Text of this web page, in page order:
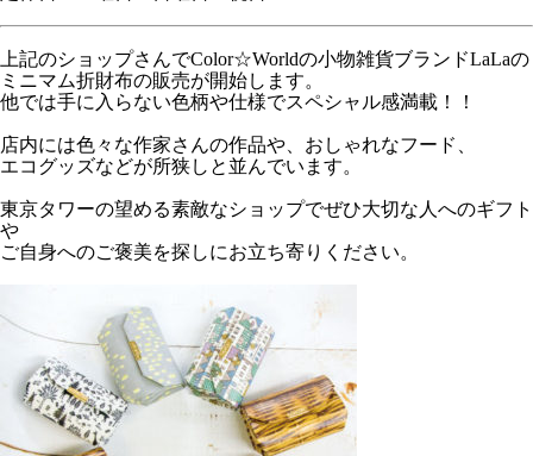
上記のショップさんでColor☆Worldの小物雑貨ブランドLaLaの
ミニマム折財布の販売が開始します。
他では手に入らない色柄や仕様でスペシャル感満載！！
店内には色々な作家さんの作品や、おしゃれなフード、
エコグッズなどが所狭しと並んでいます。
東京タワーの望める素敵なショップでぜひ大切な人へのギフト
や
ご自身へのご褒美を探しにお立ち寄りください。